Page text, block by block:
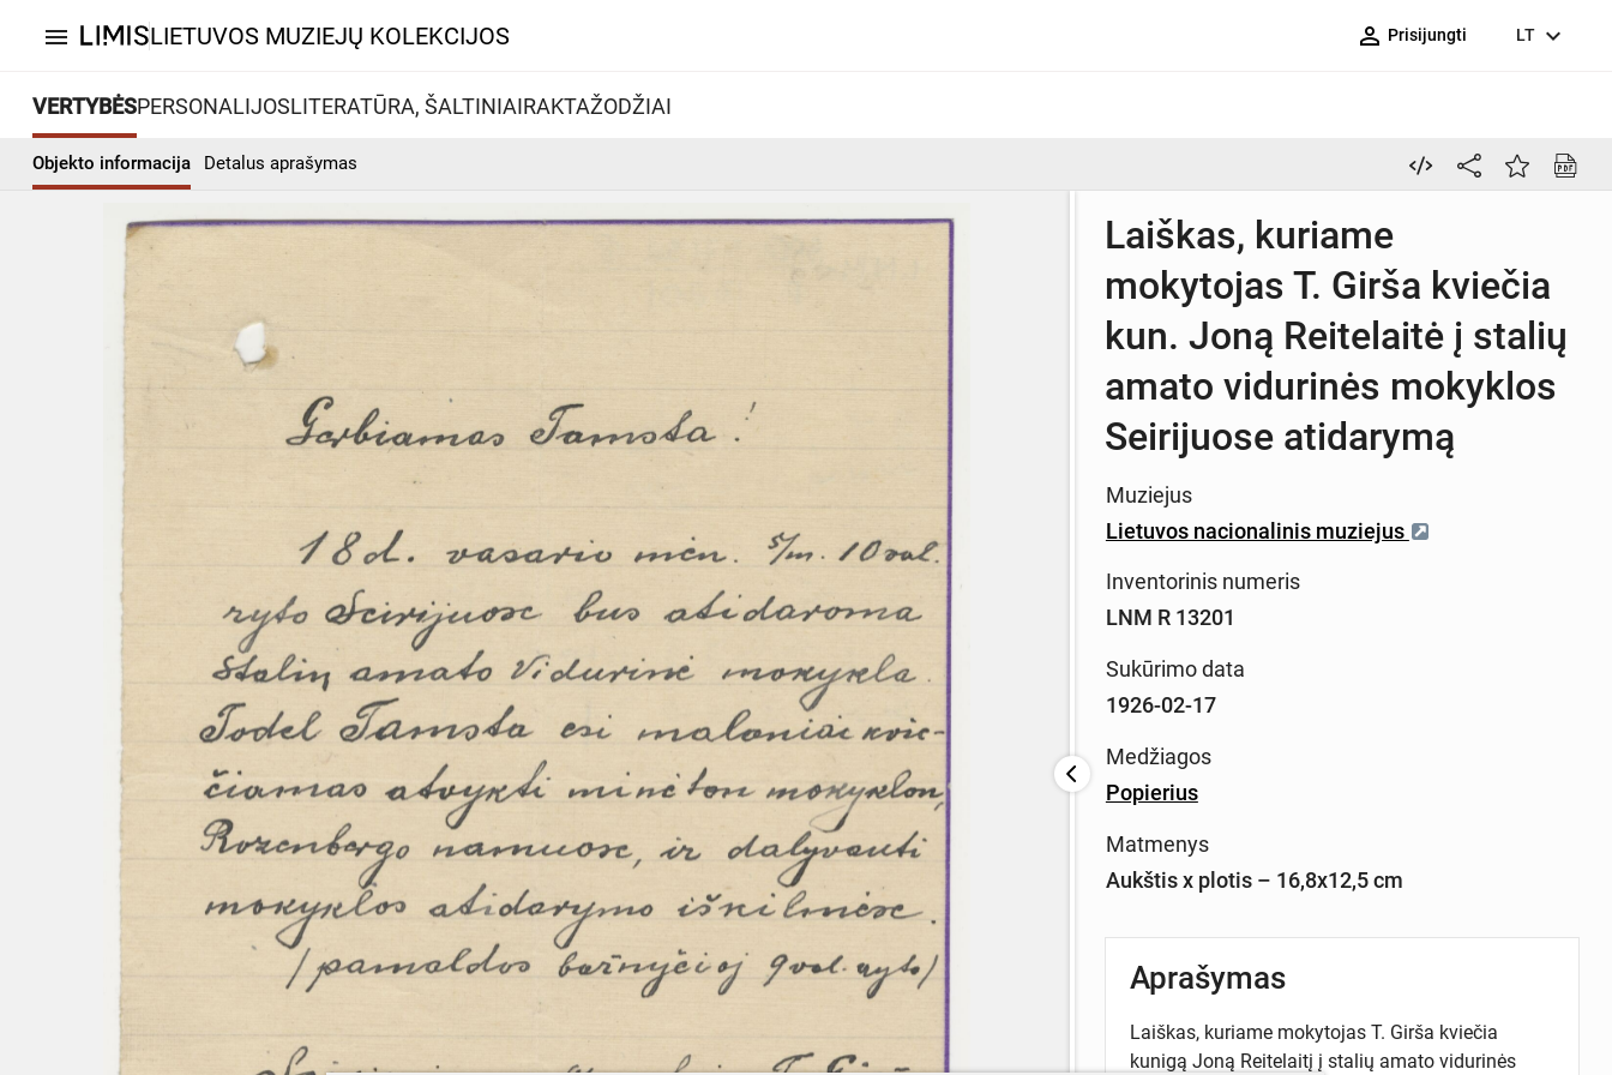
menu LIETUVOS MUZIEJŲ KOLEKCIJOS person_outline Prisijungti LT expand_more
VERTYBĖSPERSONALIJOSLITERATŪRA, ŠALTINIAIRAKTAŽODŽIAI
Objekto informacija Detalus aprašymas
Laiškas, kuriame
mokytojas T. Girša kviečia
kun. Joną Reitelaitė į stalių
amato vidurinės mokyklos
Seirijuose atidarymą
Muziejus
Lietuvos nacionalinis muziejus
Inventorinis numeris
LNM R 13201
Sukūrimo data
1926-02-17
Medžiagos
Popierius
Matmenys
Aukštis x plotis – 16,8x12,5 cm
Aprašymas
Laiškas, kuriame mokytojas T. Girša kviečia
kunigą Joną Reitelaitį į stalių amato vidurinės